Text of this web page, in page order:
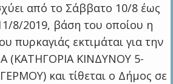
από το Σάββατο 10/8 έως
8/2019, βάση του οποίου η
πυρκαγιάς εκτιμάται για την
(ΚΑΤΗΓΟΡΙΑ ΚΙΝΔΥΝΟΥ 5-
και τίθεται ο Δήμος σε